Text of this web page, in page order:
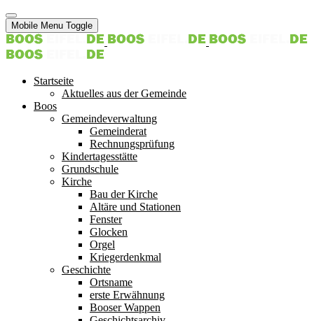
Mobile Menu Toggle
Startseite
Aktuelles aus der Gemeinde
Boos
Gemeindeverwaltung
Gemeinderat
Rechnungsprüfung
Kindertagesstätte
Grundschule
Kirche
Bau der Kirche
Altäre und Stationen
Fenster
Glocken
Orgel
Kriegerdenkmal
Geschichte
Ortsname
erste Erwähnung
Booser Wappen